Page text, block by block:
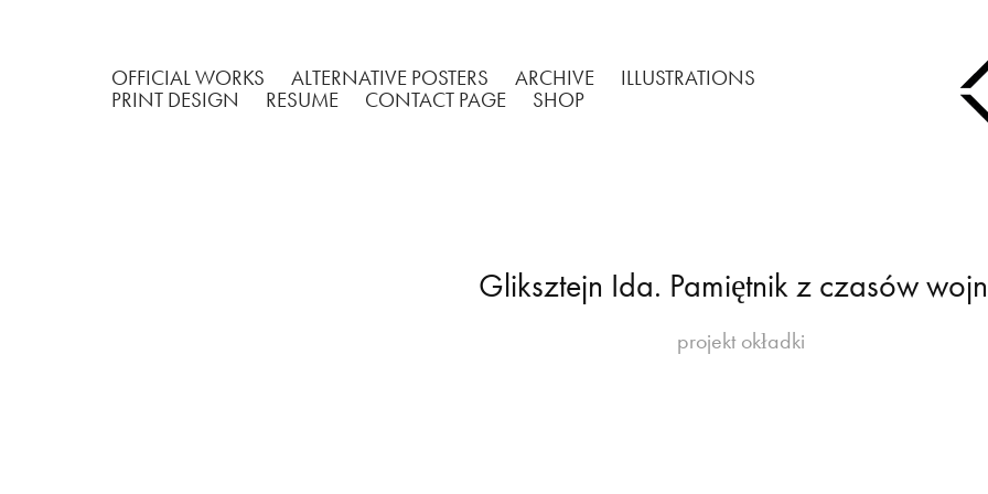
OFFICIAL WORKS ALTERNATIVE POSTERS ARCHIVE
ILLUSTRATIONS
PRINT DESIGN
RESUME CONTACT PAGE SHOP
Gliksztejn Ida. Pamiętnik z czasów
projekt okładki